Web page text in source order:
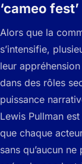
‘cameo fest’
Alors que la
s’intensifie,
leur
dans des rôles
puissance
Lewis Pullman
que chaque
sans qu’aucun